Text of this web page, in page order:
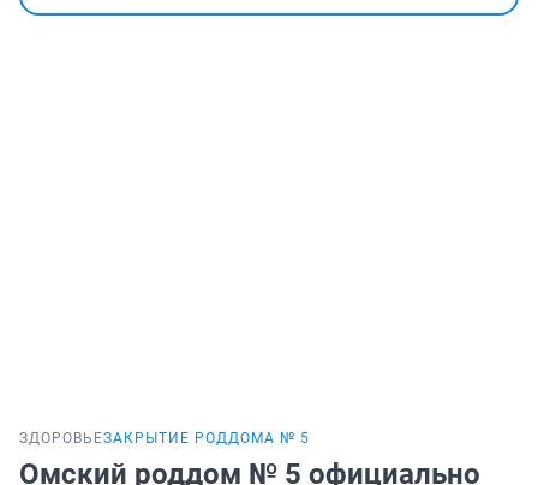
ЗДОРОВЬЕЗАКРЫТИЕ РОДДОМА № 5
Омский роддом № 5 официально